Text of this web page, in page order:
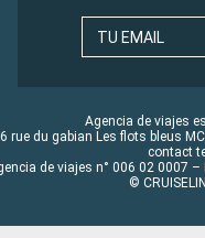
TU EMAIL
Agencia de viajes
rue du gabian Les flots bleus
contact
de viajes n° 006 02 0007
©